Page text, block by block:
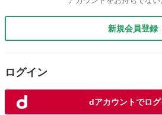
新規会員登録
ログイン
dアカウントでロ